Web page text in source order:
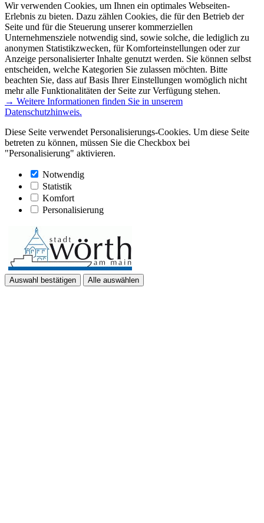
Wir verwenden Cookies, um Ihnen ein optimales Webseiten-
Erlebnis zu bieten. Dazu zählen Cookies, die für den Betrieb der
Seite und für die Steuerung unserer kommerziellen
Unternehmensziele notwendig sind, sowie solche, die lediglich zu
anonymen Statistikzwecken, für Komforteinstellungen oder zur
Anzeige personalisierter Inhalte genutzt werden. Sie können selbst
entscheiden, welche Kategorien Sie zulassen möchten. Bitte
beachten Sie, dass auf Basis Ihrer Einstellungen womöglich nicht
mehr alle Funktionalitäten der Seite zur Verfügung stehen.
→ Weitere Informationen finden Sie in unserem
Datenschutzhinweis.
Diese Seite verwendet Personalisierungs-Cookies. Um diese Seite
betreten zu können, müssen Sie die Checkbox bei
"Personalisierung" aktivieren.
Notwendig
Statistik
Komfort
Personalisierung
Auswahl bestätigen Alle auswählen